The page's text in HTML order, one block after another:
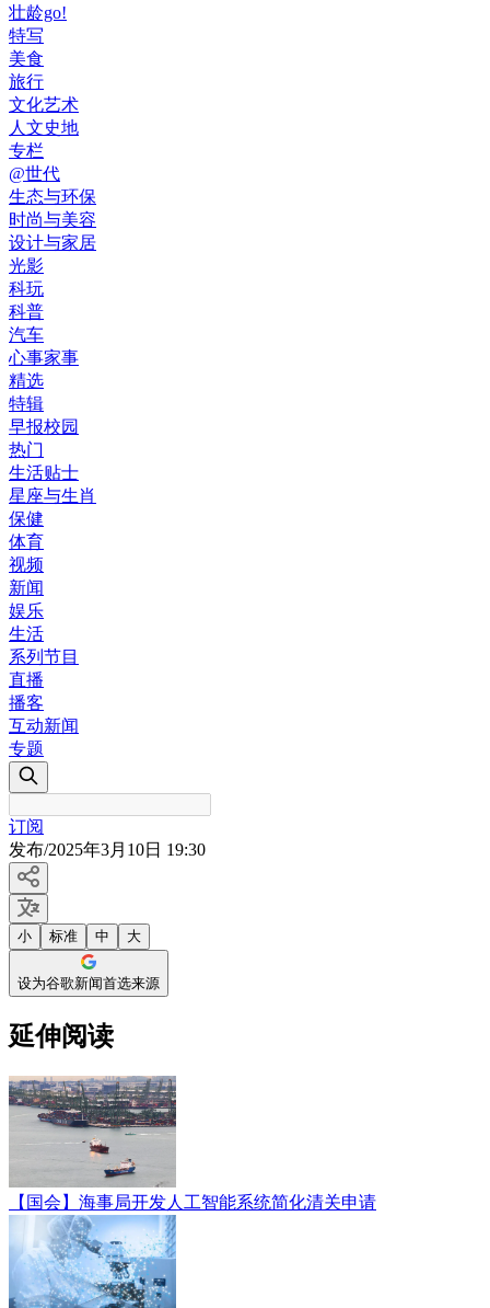
壮龄go!
特写
美食
旅行
文化艺术
人文史地
专栏
@世代
生态与环保
时尚与美容
设计与家居
光影
科玩
科普
汽车
心事家事
精选
特辑
早报校园
热门
生活贴士
星座与生肖
保健
体育
视频
新闻
娱乐
生活
系列节目
直播
播客
互动新闻
专题
订阅
发布/2025年3月10日 19:30
小 标准 中 大
设为谷歌新闻首选来源
延伸阅读
【国会】海事局开发人工智能系统简化清关申请